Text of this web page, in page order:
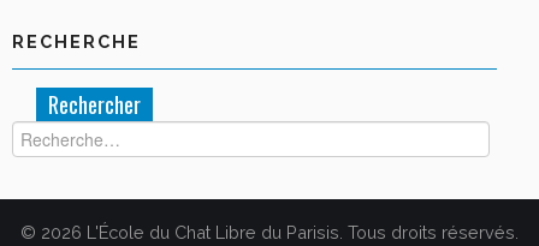
RECHERCHE
Rechercher :
© 2026 L'École du Chat Libre du Parisis. Tous droits réservés.